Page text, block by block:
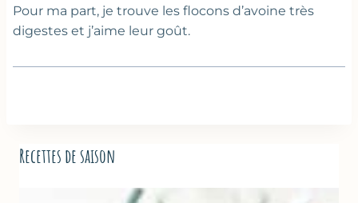
Pour ma part, je trouve les flocons d’avoine très
digestes et j’aime leur goût.
Recettes de saison